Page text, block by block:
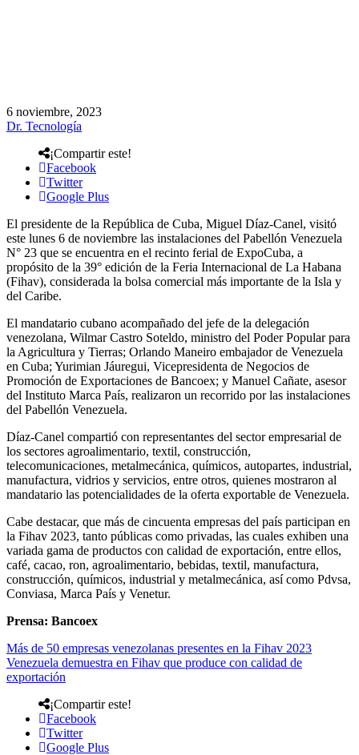
6 noviembre, 2023
Dr. Tecnología
¡Compartir este!
Facebook
Twitter
Google Plus
El presidente de la República de Cuba, Miguel Díaz-Canel, visitó
este lunes 6 de noviembre las instalaciones del Pabellón Venezuela
N° 23 que se encuentra en el recinto ferial de ExpoCuba, a
propósito de la 39° edición de la Feria Internacional de La Habana
(Fihav), considerada la bolsa comercial más importante de la Isla y
del Caribe.
El mandatario cubano acompañado del jefe de la delegación
venezolana, Wilmar Castro Soteldo, ministro del Poder Popular para
la Agricultura y Tierras; Orlando Maneiro embajador de Venezuela
en Cuba; Yurimian Jáuregui, Vicepresidenta de Negocios de
Promoción de Exportaciones de Bancoex; y Manuel Cañate, asesor
del Instituto Marca País, realizaron un recorrido por las instalaciones
del Pabellón Venezuela.
Díaz-Canel compartió con representantes del sector empresarial de
los sectores agroalimentario, textil, construcción,
telecomunicaciones, metalmecánica, químicos, autopartes, industrial,
manufactura, vidrios y servicios, entre otros, quienes mostraron al
mandatario las potencialidades de la oferta exportable de Venezuela.
Cabe destacar, que más de cincuenta empresas del país participan en
la Fihav 2023, tanto públicas como privadas, las cuales exhiben una
variada gama de productos con calidad de exportación, entre ellos,
café, cacao, ron, agroalimentario, bebidas, textil, manufactura,
construcción, químicos, industrial y metalmecánica, así como Pdvsa,
Conviasa, Marca País y Venetur.
Prensa: Bancoex
Más de 50 empresas venezolanas presentes en la Fihav 2023
Venezuela demuestra en Fihav que produce con calidad de
exportación
¡Compartir este!
Facebook
Twitter
Google Plus